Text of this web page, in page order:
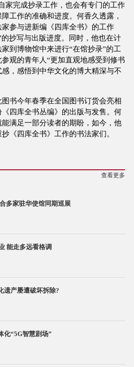
家完成抄录工作，也会有专门的工作
工作的准确和进度。何香久透露，
参与进新编《四库全书》的工作
抄写与出版进度。同时，他也在计
到博物馆中来进行“在馆抄录”的工
观的青年人“更加直观地感受到修书
，感悟到中华文化的博大精深与不
图书今年春季在全国图书订货会亮相
四库全书丛编》的出版与发售。何
满足一部分读者的期盼，如今，他
《四库全书》工作的书法家们。
查看更多
多家驻华使馆同期巡展
能走多远看格调
遗产屡遭破坏拆除?
化“5G智慧剧场”